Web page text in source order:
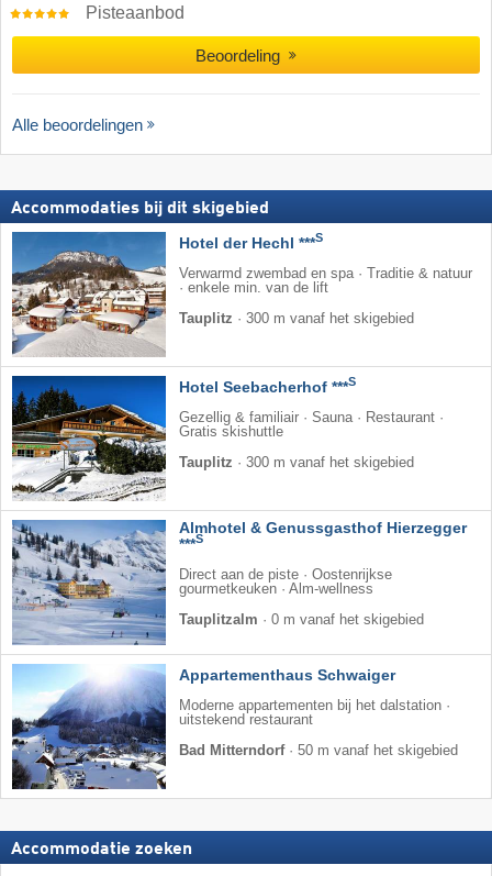
Pisteaanbod
Beoordeling
Alle beoordelingen
Accommodaties bij dit skigebied
Hotel der Hechl ***S
Verwarmd zwembad en spa · Traditie & natuur
· enkele min. van de lift
Tauplitz · 300 m vanaf het skigebied
Hotel Seebacherhof ***S
Gezellig & familiair · Sauna · Restaurant ·
Gratis skishuttle
Tauplitz · 300 m vanaf het skigebied
Almhotel & Genussgasthof Hierzegger
***S
Direct aan de piste · Oostenrijkse
gourmetkeuken · Alm-wellness
Tauplitzalm · 0 m vanaf het skigebied
Appartementhaus Schwaiger
Moderne appartementen bij het dalstation ·
uitstekend restaurant
Bad Mitterndorf· 50 m vanaf het skigebied
Accommodatie zoeken